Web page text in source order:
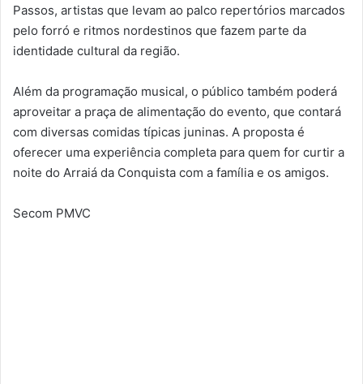
Passos, artistas que levam ao palco repertórios marcados
pelo forró e ritmos nordestinos que fazem parte da
identidade cultural da região.
Além da programação musical, o público também poderá
aproveitar a praça de alimentação do evento, que contará
com diversas comidas típicas juninas. A proposta é
oferecer uma experiência completa para quem for curtir a
noite do Arraiá da Conquista com a família e os amigos.
Secom PMVC